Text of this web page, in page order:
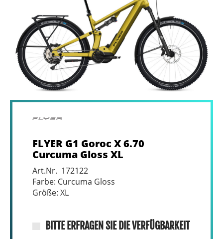
FLYER G1 Goroc X 6.70
Curcuma Gloss XL
Art.Nr. 172122
Farbe: Curcuma Gloss
Größe: XL
BITTE ERFRAGEN SIE DIE VERFÜGBARKEIT